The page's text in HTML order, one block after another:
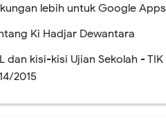
lebih untuk Google Apps
Ki Hadjar Dewantara
dan kisi-kisi Ujian Sekolah - TIK
2015